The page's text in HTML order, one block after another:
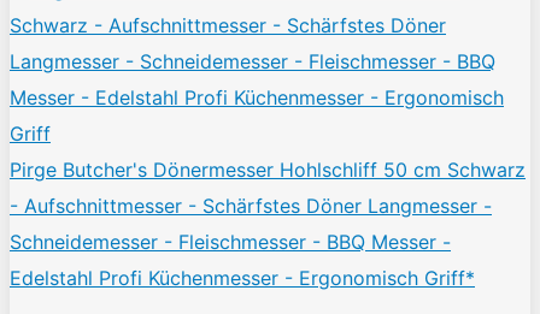
Pirge Butcher's Dönermesser Hohlschliff 50 cm Schwarz
- Aufschnittmesser - Schärfstes Döner Langmesser -
Schneidemesser - Fleischmesser - BBQ Messer -
Edelstahl Profi Küchenmesser - Ergonomisch Griff*